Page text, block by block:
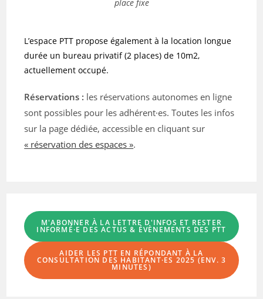
place fixe
L’espace PTT propose également à la location longue
durée un bureau privatif (2 places) de 10m2,
actuellement occupé.
Réservations : les réservations autonomes en ligne
sont possibles pour les adhérent·es. Toutes les infos
sur la page dédiée, accessible en cliquant sur
« réservation des espaces ».
M'ABONNER À LA LETTRE D'INFOS ET RESTER
INFORMÉ·E DES ACTUS & ÉVÈNEMENTS DES PTT
AIDER LES PTT EN RÉPONDANT À LA
CONSULTATION DES HABITANT·ES 2025 (ENV. 3
MINUTES)